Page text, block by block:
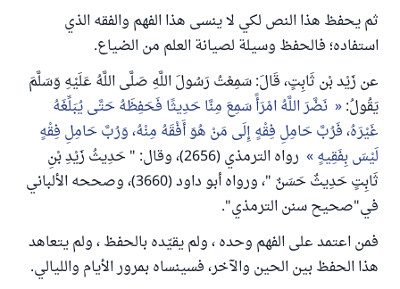
ثم يحفظ هذا النص لكي لا ينسى هذا الفهم والفقه الذي
استفاده؛ فالحفظ وسيلة لصيانة العلم من الضياع.
عن زَيْد بْن ثَابِتٍ، قَالَ: سَمِعْتُ رَسُولَ اللَّهِ صَلَّى اللَّهُ عَلَيْهِ وَسَلَّمَ
يَقُولُ:
نَضَّرَ اللَّهُ امْرَأً سَمِعَ مِنَّا حَدِيثًا فَحَفِظَهُ حَتَّى يُبَلِّغَهُ
غَيْرَهُ، فَرُبَّ حَامِلِ فِقْهٍ إِلَى مَنْ هُوَ أَفْقَهُ مِنْهُ، وَرُبَّ حَامِلِ فِقْهٍ
لَيْسَ بِفَقِيهٍ
رواه الترمذي (2656)، وقال: " حَدِيثُ زَيْدِ بْنِ
ثَابِتٍ حَدِيثٌ حَسَنٌ "، ورواه أبو داود (3660)، وصححه الألباني
في"صحيح سنن الترمذي".
فمن اعتمد على الفهم وحده ، ولم يقيّده بالحفظ ، ولم يتعاهد
هذا الحفظ بين الحين والآخر، فسينساه بمرور الأيام والليالي.